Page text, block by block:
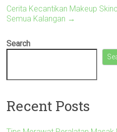
Cerita Kecantikan Makeup
Semua Kalangan →
Search
Recent Posts